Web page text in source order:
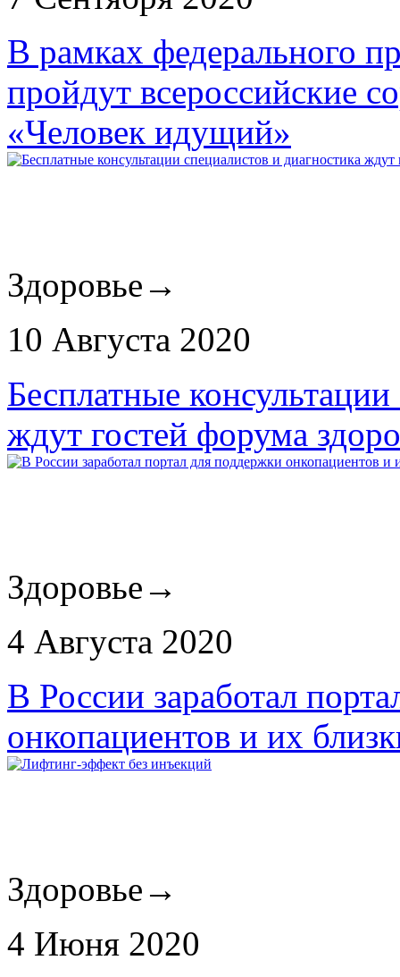
В рамках федерального
пройдут всероссийские
«Человек идущий»
Здоровье →
10 Августа 2020
Бесплатные
ждут гостей форума
Здоровье →
4 Августа 2020
В России заработал
онкопациентов и их
Здоровье →
4 Июня 2020